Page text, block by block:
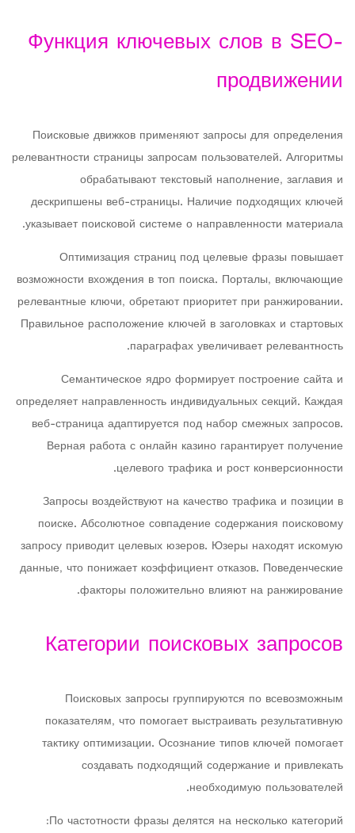
Функция ключевых слов в SEO-
продвижении
Поисковые движков применяют запросы для определения
релевантности страницы запросам пользователей. Алгоритмы
обрабатывают текстовый наполнение, заглавия и
дескрипшены веб-страницы. Наличие подходящих ключей
указывает поисковой системе о направленности материала.
Оптимизация страниц под целевые фразы повышает
возможности вхождения в топ поиска. Порталы, включающие
релевантные ключи, обретают приоритет при ранжировании.
Правильное расположение ключей в заголовках и стартовых
параграфах увеличивает релевантность.
Семантическое ядро формирует построение сайта и
определяет направленность индивидуальных секций. Каждая
веб-страница адаптируется под набор смежных запросов.
Верная работа с онлайн казино гарантирует получение
целевого трафика и рост конверсионности.
Запросы воздействуют на качество трафика и позиции в
поиске. Абсолютное совпадение содержания поисковому
запросу приводит целевых юзеров. Юзеры находят искомую
данные, что понижает коэффициент отказов. Поведенческие
факторы положительно влияют на ранжирование.
Категории поисковых запросов
Поисковых запросы группируются по всевозможным
показателям, что помогает выстраивать результативную
тактику оптимизации. Осознание типов ключей помогает
создавать подходящий содержание и привлекать
необходимую пользователей.
По частотности фразы делятся на несколько категорий: